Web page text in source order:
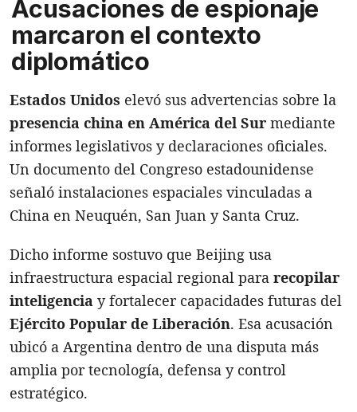
Acusaciones de espionaje
marcaron el contexto
diplomático
Estados Unidos elevó sus advertencias sobre la
presencia china en América del Sur mediante
informes legislativos y declaraciones oficiales.
Un documento del Congreso estadounidense
señaló instalaciones espaciales vinculadas a
China en Neuquén, San Juan y Santa Cruz.
Dicho informe sostuvo que Beijing usa
infraestructura espacial regional para recopilar
inteligencia y fortalecer capacidades futuras del
Ejército Popular de Liberación. Esa acusación
ubicó a Argentina dentro de una disputa más
amplia por tecnología, defensa y control
estratégico.